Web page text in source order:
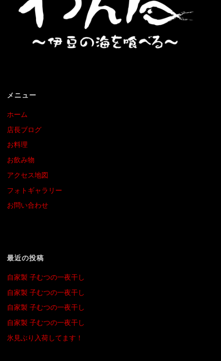
メニュー
ホーム
店長ブログ
お料理
お飲み物
アクセス地図
フォトギャラリー
お問い合わせ
最近の投稿
自家製 子むつの一夜干し
自家製 子むつの一夜干し
自家製 子むつの一夜干し
自家製 子むつの一夜干し
氷見ぶり入荷してます！